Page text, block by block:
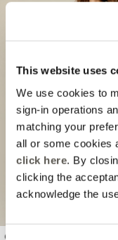
This website uses
We use cookies to
sign-in operations
matching your
all or some cookies
click here. By
clicking the
acknowledge the
Gonna pantalone con
Previous